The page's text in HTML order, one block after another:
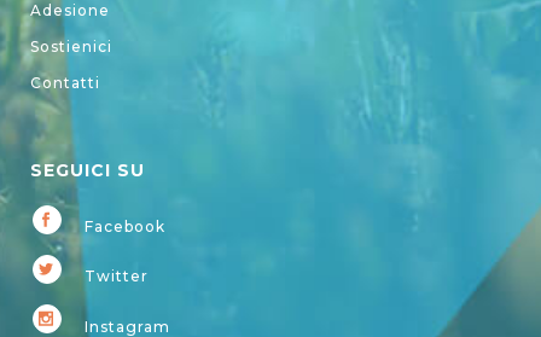
Adesione
Sostienici
Contatti
SEGUICI SU
Facebook
Twitter
Instagram